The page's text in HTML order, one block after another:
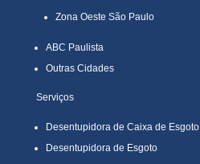
Zona Oeste São Paulo
ABC Paulista
Outras Cidades
Serviços
Desentupidora de Caixa de Esgoto
Desentupidora de Esgoto